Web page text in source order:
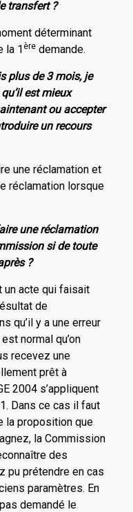
transfert ?
déterminant
la 1èredemande.
plus de 3 mois, je
est mieux
ou accepter
un recours
une réclamation et
réclamation lorsque
une réclamation
si de toute
?
un acte qui faisait
de
qu’il y a une erreur
normal qu’on
recevez une
prêt à
2004 s’appliquent
Dans ce cas il faut
la proposition que
la Commission
des
pu prétendre en cas
paramètres. En
demandé le